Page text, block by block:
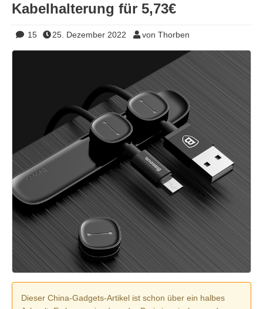
Kabelhalterung für 5,73€
15 25. Dezember 2022 von Thorben
Dieser China-Gadgets-Artikel ist schon über ein halbes